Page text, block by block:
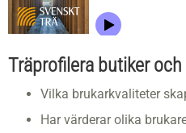
Träprofilera butiker
Vilka brukarkvaliteter
Har värderar olika